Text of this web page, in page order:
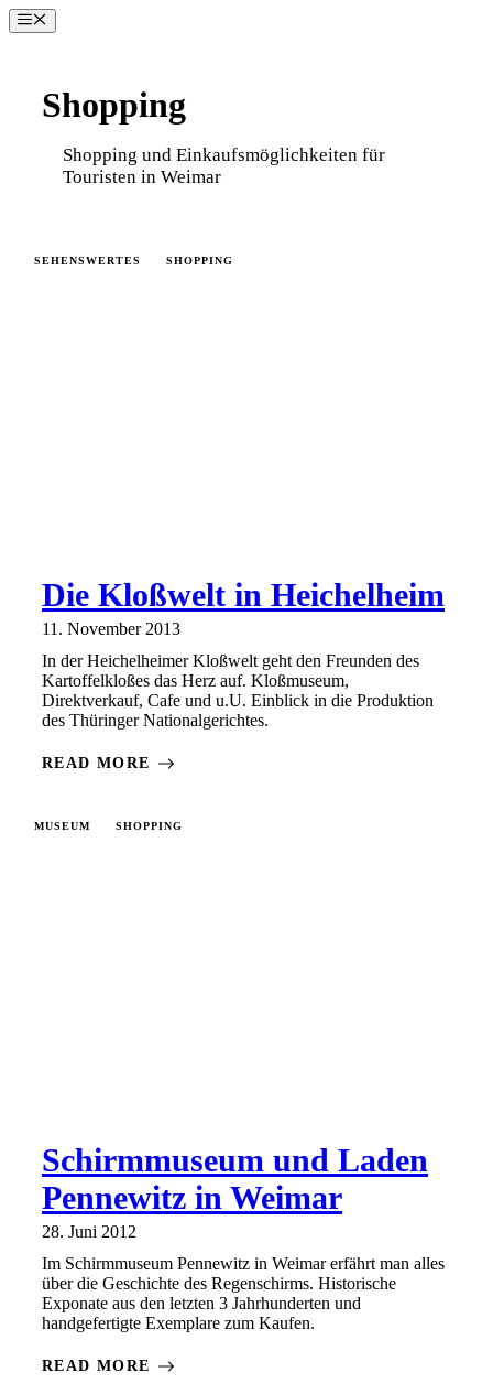
Zum
Inhalt
Menü
Shopping
Shopping und Einkaufsmöglichkeiten für
Touristen in Weimar
SEHENSWERTES SHOPPING
Die Kloßwelt in Heichelheim
11. November 2013
In der Heichelheimer Kloßwelt geht den Freunden des
Kartoffelkloßes das Herz auf. Kloßmuseum,
Direktverkauf, Cafe und u.U. Einblick in die Produktion
des Thüringer Nationalgerichtes.
READ MORE
MUSEUM SHOPPING
Schirmmuseum und Laden
Pennewitz in Weimar
28. Juni 2012
Im Schirmmuseum Pennewitz in Weimar erfährt man alles
über die Geschichte des Regenschirms. Historische
Exponate aus den letzten 3 Jahrhunderten und
handgefertigte Exemplare zum Kaufen.
READ MORE